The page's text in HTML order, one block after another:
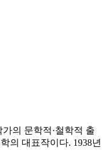
의 문학적·철학적 출
의 대표작이다. 1938년